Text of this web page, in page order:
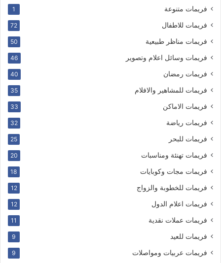
فريمات متنوعة 1
فريمات للاطفال 72
فريمات مناظر طبيعية 50
فريمات وسائل اعلام وتصوير 46
فريمات رمضان 40
فريمات للمشاهير والافلام 35
فريمات الاماكن 33
فريمات رياضة 32
فريمات للبحر 25
فريمات تهنئة ومناسبات 20
فريمات مجات وكوبايات 18
فريمات للخطوبة والزواج 12
فريمات اعلام الدول 12
فريمات عملات نقدية 11
فريمات للعيد 9
فريمات عربيات ومواصلات 9